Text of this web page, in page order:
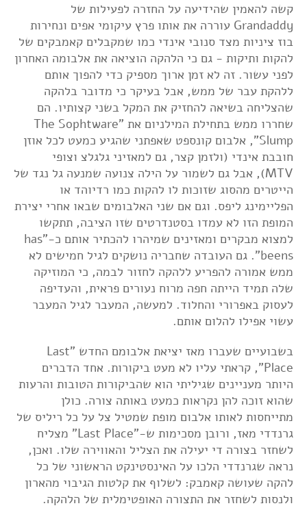
קשה להאמין שהידיעה על החזרה לפעילות של
Grandaddy עוררה את אותו פרץ עיקומי אפים ונחירות
בוז ציניות מצד סנובי אינדי כמו שמקבלים קאמבקים של
להקות ותיקות - גם כי הלהקה הוציאה את אלבומה האחרון
לפני עשור. זה לא זמן ארוך מספיק כדי להפוך אותם
ללהקת עבר של ממש, אבל בעיקר כי מדובר בלהקה
שהצליחה בשיאה להחזיק את המקל בשני קצותיו. הם
שחררו ממש בתחילת המילניום את "The Sophtware
Slump", אלבום קונספט שאפתני שהגיע כמעט לכל אוזן
חובבת אינדי (ולזמן קצר, גם למאזיני גלגלצ וצופי
MTV), אבל גם לשמור על הילה צנועה שמנעה גל נגד של
הייטרים מהסוג שזוכות לו להקות כמו רדיוהד או
הפליימינג ליפס. וגם אם שני האלבומים שבאו אחרי יצירת
המופת הזו לא עמדו בסטנדרטים שזו הציבה, תתקשו
למצוא מבקרים ומאזינים שמיהרו להכתיר אותם כ-"has
beens". גם העובדה שחבריה נושקים לגיל חמישים לא
ממש אמורה להפריע ללהקה לחזור לבמה, כי המוזיקה
שלה תמיד הייתה חפה מרוח נעורים פראית, והעדיפה
לעסוק באפרורי והחלוד. למעשה, המעבר לגיל המעבר
עשוי אפילו להלום אותם.
בשבועיים שעברו מאז יציאת אלבומם החדש "Last
Place", קראתי עליו לא מעט ביקורות. אחד הדברים
היותר מעניינים שגיליתי הוא שהביקורות הטובות והרעות
שהוא זוכה להן נקראות כמעט באותה צורה. כולן
מתייחסות לאותו אלבום מופת שמטיל צל על כל ריליס של
גרנדדי מאז, ורובן מסכימות ש-"Last Place" מצליח
לשחזר בצורה די יעילה את הצליל והאווירה שלו. ואכן,
נראה שגרנדדי הלכו על האינסטינקט הראשוני של כל
להקה שעושה קאמבק: לשלוף את קלטות הגיבוי מהארון
ולנסות לשחזר את התצורה האופטימלית של הלהקה.